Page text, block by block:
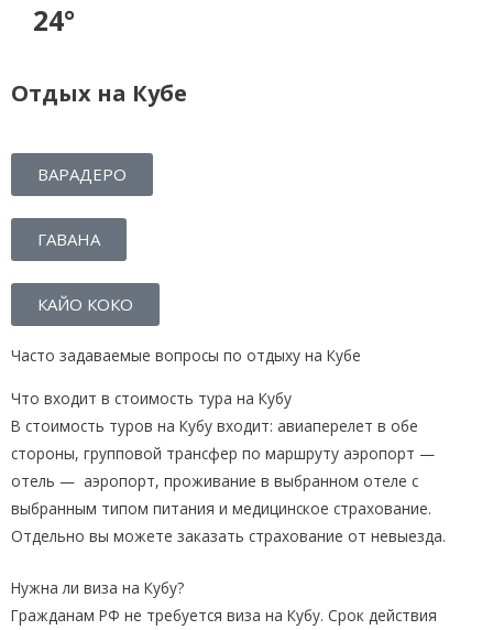
24°
Отдых на Кубе
ВАРАДЕРО
ГАВАНА
КАЙО КОКО
Часто задаваемые вопросы по отдыху на Кубе
Что входит в стоимость тура на Кубу
В стоимость туров на Кубу входит: авиаперелет в обе
стороны, групповой трансфер по маршруту аэропорт —
отель — аэропорт, проживание в выбранном отеле с
выбранным типом питания и медицинское страхование.
Отдельно вы можете заказать страхование от невыезда.
Нужна ли виза на Кубу?
Гражданам РФ не требуется виза на Кубу. Срок действия